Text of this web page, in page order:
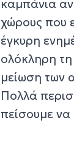
καμπάνια
χώρους που
έγκυρη
ολόκληρη
μείωση των
Πολλά
πείσουμε